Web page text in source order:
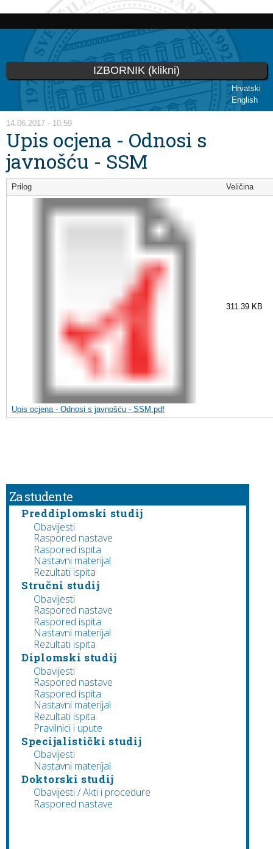
Skoči
glavni
sadržaj
Hrvatski
English
IZBORNIK (klikni)
Vi ste ovdje
14.06.2017 - 10:59
Upis ocjena - Odnosi s
javnošću - SSM
Prilog Veličina
Upis ocjena - Odnosi s javnošću - SSM.pdf
311.39 KB
Za studente
Preddiplomski studij
Obavijesti
Raspored nastave
Raspored ispita
Nastavni materijal
Rezultati ispita
Stručni studij
Obavijesti
Raspored nastave
Raspored ispita
Nastavni materijal
Rezultati ispita
Diplomski studij
Obavijesti
Raspored nastave
Raspored ispita
Nastavni materijal
Rezultati ispita
Pravilnici i upute
Specijalistički studij
Obavijesti
Nastavni materijal
Doktorski studij
Obavijesti / Akti i procedure
Raspored nastave